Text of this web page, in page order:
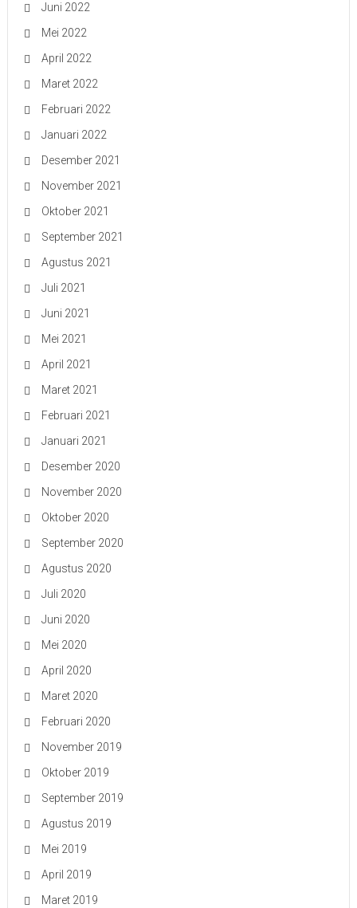
Juni 2022
Mei 2022
April 2022
Maret 2022
Februari 2022
Januari 2022
Desember 2021
November 2021
Oktober 2021
September 2021
Agustus 2021
Juli 2021
Juni 2021
Mei 2021
April 2021
Maret 2021
Februari 2021
Januari 2021
Desember 2020
November 2020
Oktober 2020
September 2020
Agustus 2020
Juli 2020
Juni 2020
Mei 2020
April 2020
Maret 2020
Februari 2020
November 2019
Oktober 2019
September 2019
Agustus 2019
Mei 2019
April 2019
Maret 2019